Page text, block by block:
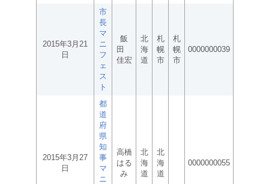
2015年3月21
日
市
長
マ
ニ
フ
ェ
ス
ト
飯
田
佳宏
北
海
道
札
幌
市
札
幌
市
0000000039
2015年3月27
日
都
道
府
県
知
事
マ
ニ
高橋
はる
み
北
海
道
北
海
道
0000000055